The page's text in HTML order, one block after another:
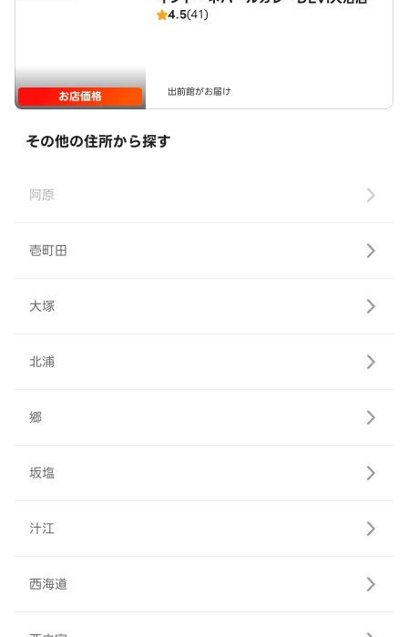
お店価格
4.5(41)
出前館がお届け
その他の住所から探す
阿原
壱町田
大塚
北浦
郷
坂塩
汁江
西海道